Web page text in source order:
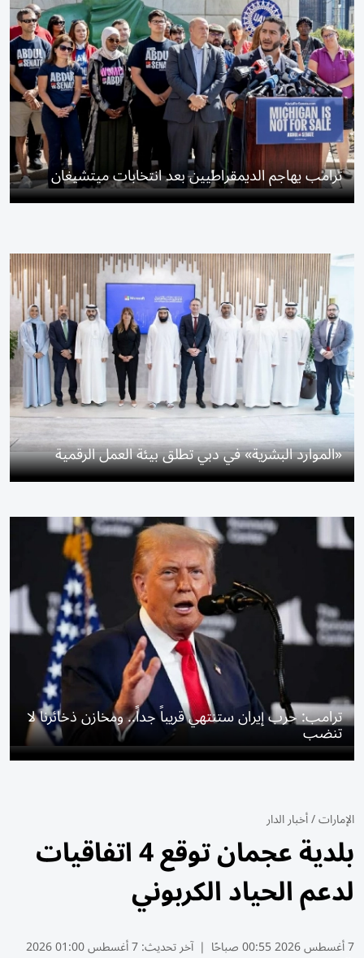
ترامب يهاجم الديمقراطيين بعد انتخابات ميتشيغان
«الموارد البشرية» في دبي تطلق بيئة العمل الرقمية
ترامب: حرب إيران ستنتهي قريباً جداً.. ومخازن ذخائرنا لا
تنضب
الإمارات/أخبار الدار
بلدية عجمان توقع 4 اتفاقيات
لدعم الحياد الكربوني
7 أغسطس 2026 00:55 صباحًا | آخر تحديث:7 أغسطس 01:00 2026